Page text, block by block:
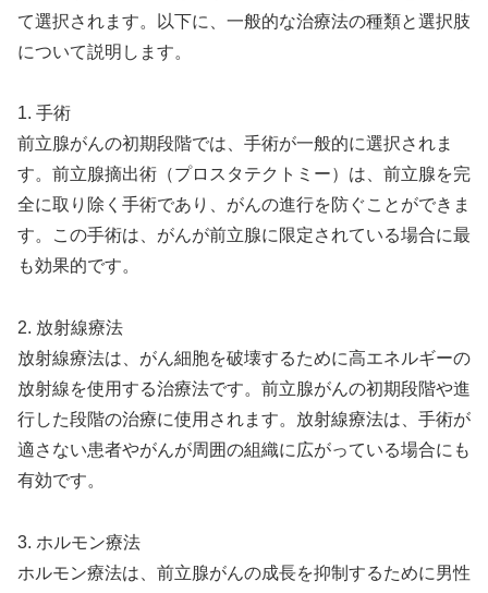
て選択されます。以下に、一般的な治療法の種類と選択肢
について説明します。
1. 手術
前立腺がんの初期段階では、手術が一般的に選択されま
す。前立腺摘出術（プロスタテクトミー）は、前立腺を完
全に取り除く手術であり、がんの進行を防ぐことができま
す。この手術は、がんが前立腺に限定されている場合に最
も効果的です。
2. 放射線療法
放射線療法は、がん細胞を破壊するために高エネルギーの
放射線を使用する治療法です。前立腺がんの初期段階や進
行した段階の治療に使用されます。放射線療法は、手術が
適さない患者やがんが周囲の組織に広がっている場合にも
有効です。
3. ホルモン療法
ホルモン療法は、前立腺がんの成長を抑制するために男性